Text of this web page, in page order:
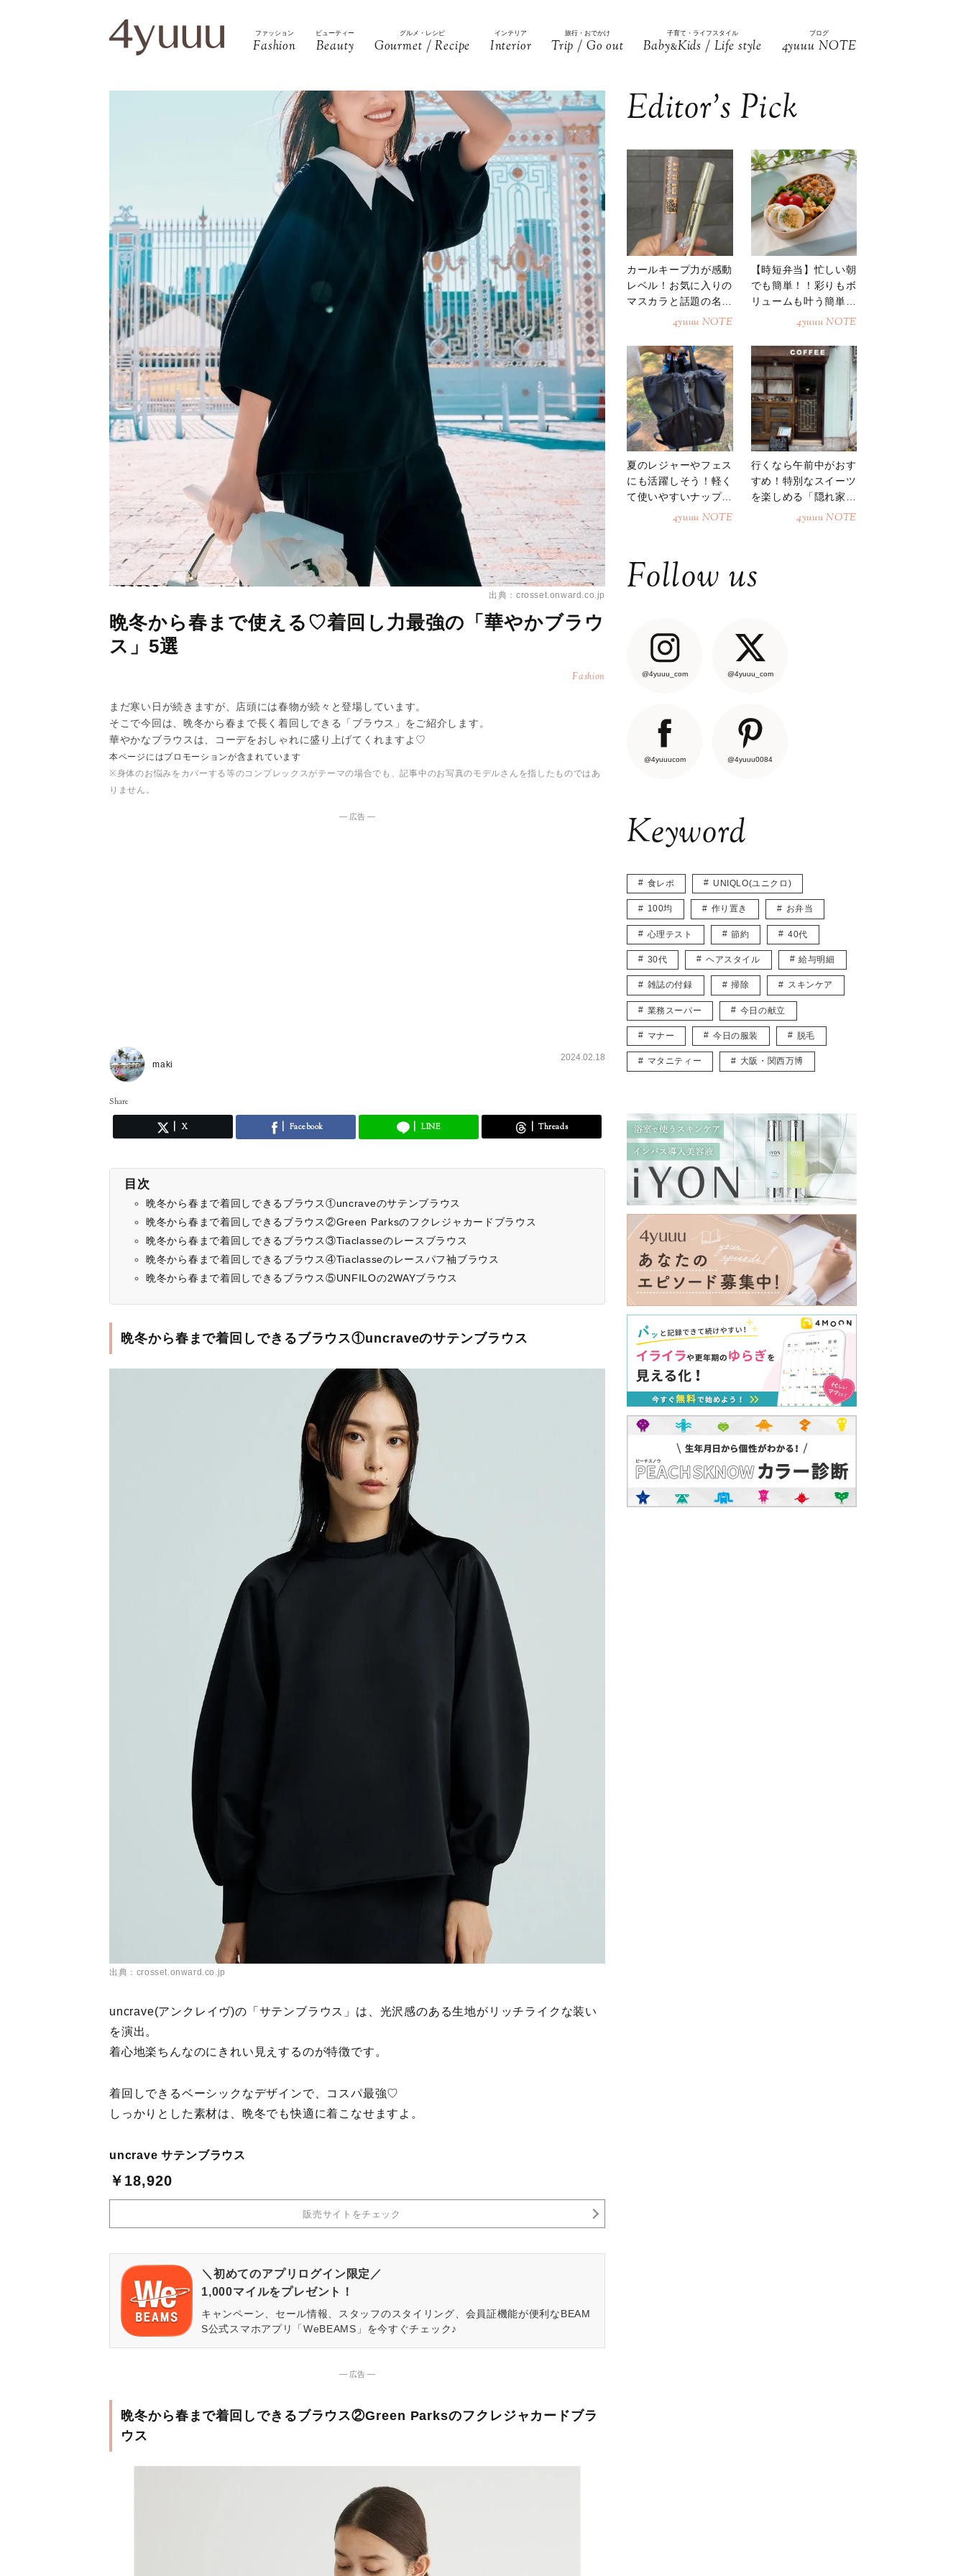
ファッション
Fashion
ビューティー
Beauty
グルメ・レシピ
Gourmet / Recipe
インテリア
Interior
旅行・おでかけ
Trip / Go out
子育て・ライフスタイル
Baby&Kids / Life style
ブログ
4yuuu NOTE
出典：crosset.onward.co.jp
晩冬から春まで使える♡着回し力最強の「華やかブラウ
ス」5選
Fashion
まだ寒い日が続きますが、店頭には春物が続々と登場しています。
そこで今回は、晩冬から春まで長く着回しできる「ブラウス」をご紹介します。
華やかなブラウスは、コーデをおしゃれに盛り上げてくれますよ♡
本ページにはプロモーションが含まれています
※身体のお悩みをカバーする等のコンプレックスがテーマの場合でも、記事中のお写真のモデルさんを指したものではあ
りません。
― 広告 ―
maki
2024.02.18
Share
X Facebook LINE Threads
目次
晩冬から春まで着回しできるブラウス①uncraveのサテンブラウス
晩冬から春まで着回しできるブラウス②Green Parksのフクレジャカードブラウス
晩冬から春まで着回しできるブラウス③Tiaclasseのレースブラウス
晩冬から春まで着回しできるブラウス④Tiaclasseのレースパフ袖ブラウス
晩冬から春まで着回しできるブラウス⑤UNFILOの2WAYブラウス
晩冬から春まで着回しできるブラウス①uncraveのサテンブラウス
出典：crosset.onward.co.jp
uncrave(アンクレイヴ)の「サテンブラウス」は、光沢感のある生地がリッチライクな装い
を演出。
着心地楽ちんなのにきれい見えするのが特徴です。
着回しできるベーシックなデザインで、コスパ最強♡
しっかりとした素材は、晩冬でも快適に着こなせますよ。
uncrave サテンブラウス
￥18,920
販売サイトをチェック
＼初めてのアプリログイン限定／
1,000マイルをプレゼント！
キャンペーン、セール情報、スタッフのスタイリング、会員証機能が便利なBEAM
S公式スマホアプリ「WeBEAMS」を今すぐチェック♪
― 広告 ―
晩冬から春まで着回しできるブラウス②Green Parksのフクレジャカードブラ
ウス
Editor’s Pick
カールキープ力が感動
レベル！お気に入りの
マスカラと話題の名品
4yuuu NOTE
【時短弁当】忙しい朝
でも簡単！！彩りもボ
リュームも叶う簡単そ
4yuuu NOTE
夏のレジャーやフェス
にも活躍しそう！軽く
て使いやすいナップサ
4yuuu NOTE
行くなら午前中がおす
すめ！特別なスイーツ
を楽しめる「隠れ家カ
4yuuu NOTE
Follow us
@4yuuu_com @4yuuu_com
@4yuuucom @4yuuu0084
Keyword
食レポ UNIQLO(ユニクロ)
100均 作り置き お弁当
心理テスト 節約 40代
30代 ヘアスタイル 給与明細
雑誌の付録 掃除 スキンケア
業務スーパー 今日の献立
マナー 今日の服装 脱毛
マタニティー 大阪・関西万博